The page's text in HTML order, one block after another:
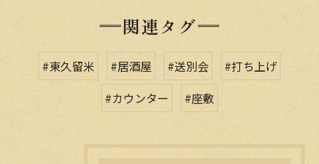
関連タグ
#東久留米 #居酒屋 #送別会
#打ち上げ
#カウンター
#座敷